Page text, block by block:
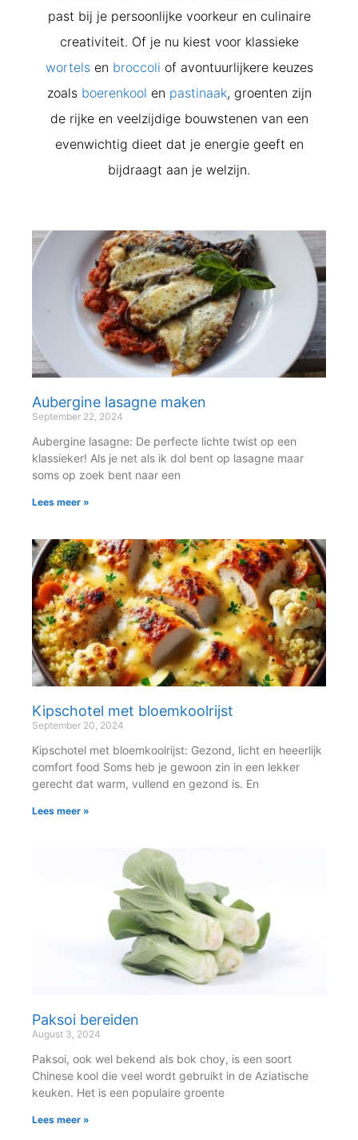
past bij je persoonlijke voorkeur en culinaire
creativiteit. Of je nu kiest voor klassieke
wortelsen broccoli of avontuurlijkere keuzes
zoals boerenkool en pastinaak, groenten zijn
de rijke en veelzijdige bouwstenen van een
evenwichtig dieet dat je energie geeft en
bijdraagt aan je welzijn.
Aubergine lasagne maken
September 22, 2024
Aubergine lasagne: De perfecte lichte twist op een
klassieker! Als je net als ik dol bent op lasagne maar
soms op zoek bent naar een
Lees meer »
Kipschotel met bloemkoolrijst
September 20, 2024
Kipschotel met bloemkoolrijst: Gezond, licht en heeerlijk
comfort food Soms heb je gewoon zin in een lekker
gerecht dat warm, vullend en gezond is. En
Lees meer »
Paksoi bereiden
August 3, 2024
Paksoi, ook wel bekend als bok choy, is een soort
Chinese kool die veel wordt gebruikt in de Aziatische
keuken. Het is een populaire groente
Lees meer »